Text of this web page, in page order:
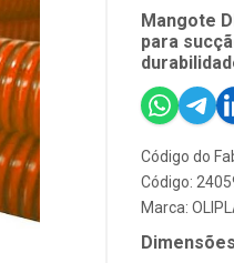
Mangote
para
Código do
Código:
Marca: